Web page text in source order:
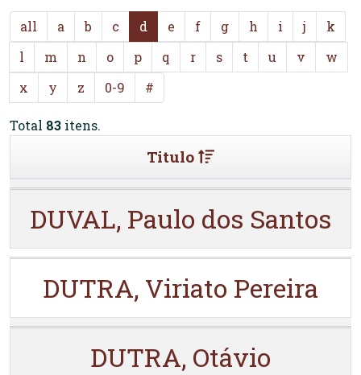
all a b c d e f g h i j
k
l
m n o p q r s t u v
w
x
y z 0-9 #
Total 83 itens.
Titulo
DUVAL, Paulo dos Santos
DUTRA, Viriato Pereira
DUTRA, Otávio